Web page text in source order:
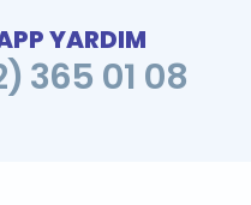
YARDIM
365 01 08